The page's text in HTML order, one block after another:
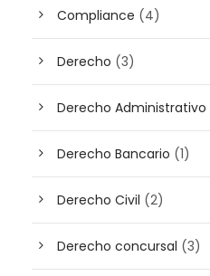
Compliance (4)
Derecho (3)
Derecho Administrativo
Derecho Bancario (1)
Derecho Civil (2)
Derecho concursal (3)